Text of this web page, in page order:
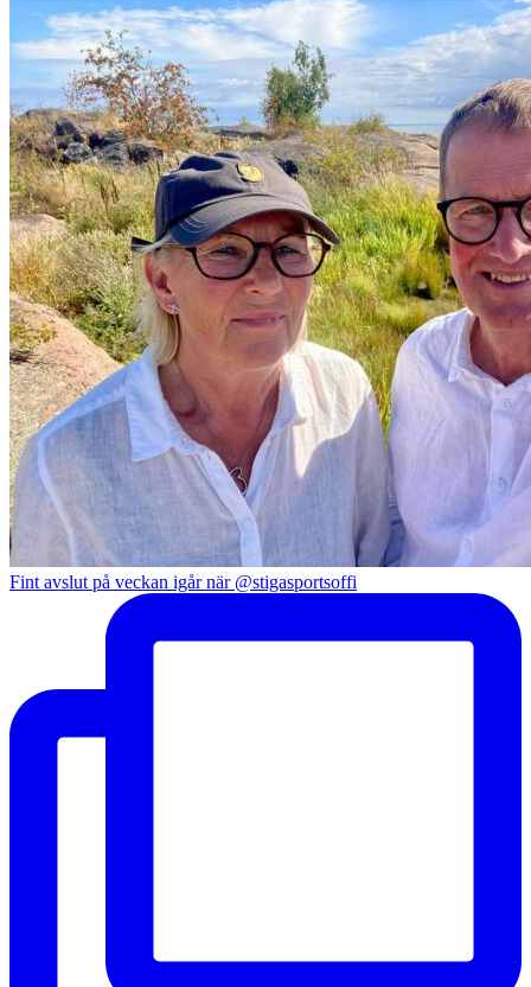
Fint avslut på veckan igår när @stigasportsoffi